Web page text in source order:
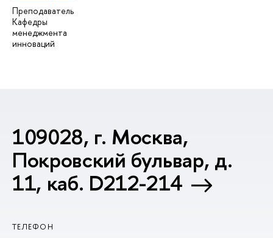
Преподаватель
Кафедры
менеджмента
инноваций
109028, г. Москва,
Покровский бульвар, д.
11, каб. D212-214
ТЕЛЕФОН